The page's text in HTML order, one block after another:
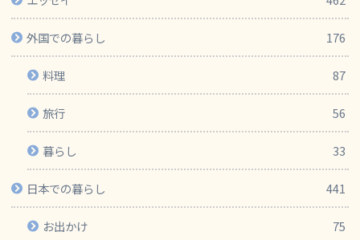
外国での暮らし 176
料理 87
旅行 56
暮らし 33
日本での暮らし 441
お出かけ 75